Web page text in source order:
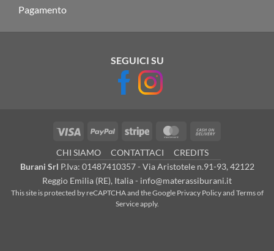
Pagamento
SEGUICI SU
Visa PayPal Stripe MasterCard
Delivery
CHI SIAMO CONTATTACI
CREDITS
Burani Srl P.Iva: 01487410357 - Via Aristotele n.91-93, 42122
Reggio Emilia (RE), Italia - info@materassiburani.it
This site is protected by reCAPTCHA and the Google Privacy Policyand Terms of
Serviceapply.